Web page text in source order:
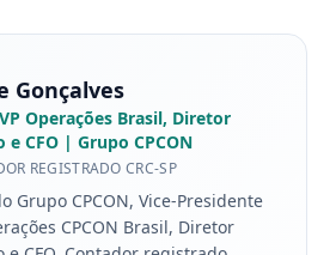
Gonçalves
Operações Brasil, Diretor
e CFO | Grupo CPCON
REGISTRADO CRC-SP
Grupo CPCON, Vice-Presidente
CPCON Brasil, Diretor